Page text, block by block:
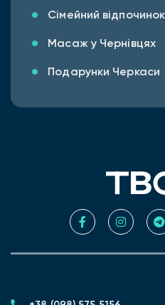
Сімейний
Масаж у Чернівцях
Подарунки Черкаси